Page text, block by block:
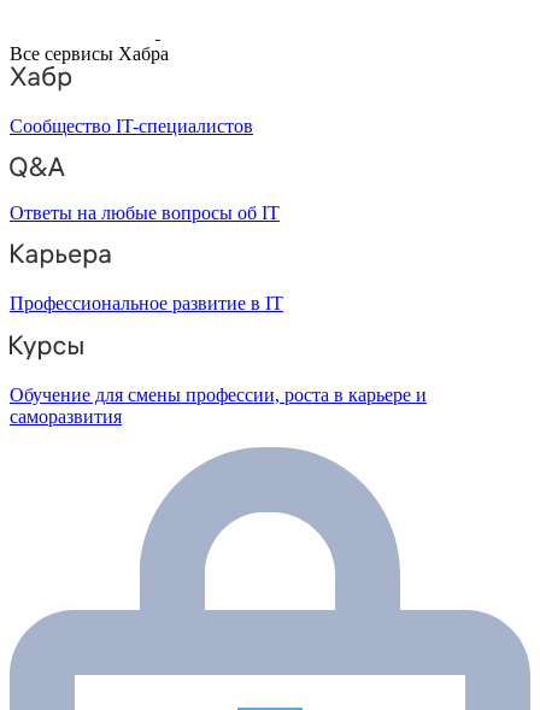
Все сервисы Хабра
Сообщество IT-специалистов
Ответы на любые вопросы об IT
Профессиональное развитие в IT
Обучение для смены профессии, роста в карьере и
саморазвития